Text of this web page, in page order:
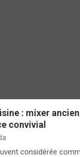
: mixer
convivial
considérée